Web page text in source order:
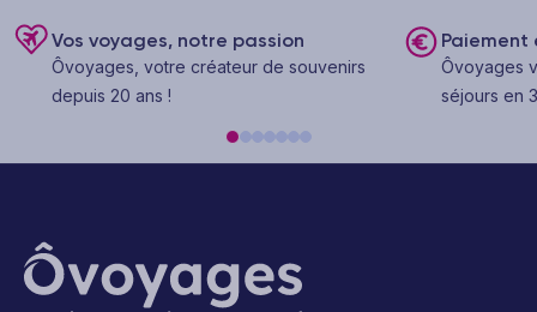
Vos voyages, notre passion
Ôvoyages, votre créateur de souvenirs
depuis 20 ans !
Paiement
Ôvoyages
séjours en